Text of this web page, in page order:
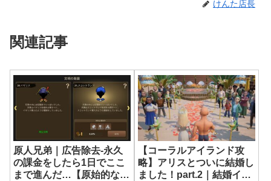
けんた店長
関連記事
原人兄弟｜広告除去-永久
の課金をしたら1日でここ
まで進んだ…【原始的な兄
【コーラルアイランド攻
略】アリスとついに結婚し
ました！part.2｜結婚イベ